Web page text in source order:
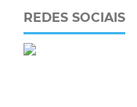
REDES SOCIAIS